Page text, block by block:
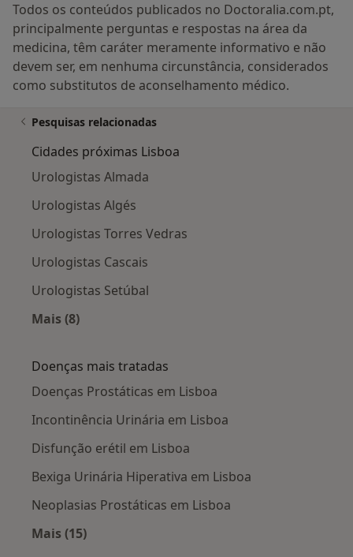
Todos os conteúdos publicados no Doctoralia.com.pt,
principalmente perguntas e respostas na área da
medicina, têm caráter meramente informativo e não
devem ser, em nenhuma circunstância, considerados
como substitutos de aconselhamento médico.
Pesquisas relacionadas
Cidades próximas Lisboa
Urologistas Almada
Urologistas Algés
Urologistas Torres Vedras
Urologistas Cascais
Urologistas Setúbal
Mais (8)
Doenças mais tratadas
Doenças Prostáticas em Lisboa
Incontinência Urinária em Lisboa
Disfunção erétil em Lisboa
Bexiga Urinária Hiperativa em Lisboa
Neoplasias Prostáticas em Lisboa
Mais (15)